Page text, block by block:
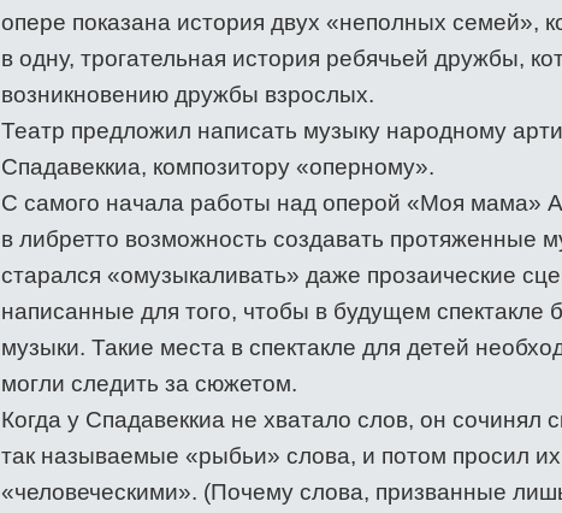
опере показана история двух «неполных семей»,
в одну, трогательная история ребячьей дружбы,
возникновению дружбы взрослых.
Театр предложил написать музыку народному
Спадавеккиа, композитору «оперному».
С самого начала работы над оперой «Моя мама»
в либретто возможность создавать протяженные
старался «омузыкаливать» даже прозаические
написанные для того, чтобы в будущем спектакле
музыки. Такие места в спектакле для детей
могли следить за сюжетом.
Когда у Спадавеккиа не хватало слов, он сочинял
так называемые «рыбьи» слова, и потом просил
«человеческими». (Почему слова, призванные